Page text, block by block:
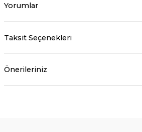
Yorumlar
Taksit Seçenekleri
Önerileriniz